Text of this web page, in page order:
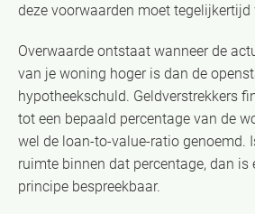
deze voorwaarden moet
Overwaarde ontstaat wanneer de
van je woning hoger is dan de
hypotheekschuld. Geldverstrekkers
tot een bepaald percentage van de
wel de loan-to-value-ratio genoemd.
ruimte binnen dat percentage, dan is
principe bespreekbaar.